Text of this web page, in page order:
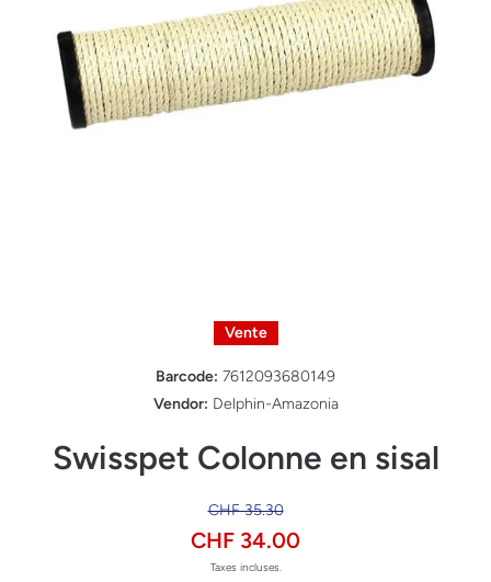
Vente
Barcode: 7612093680149
Vendor: Delphin-Amazonia
Swisspet Colonne en sisal
CHF 35.30
CHF 34.00
Taxes incluses.